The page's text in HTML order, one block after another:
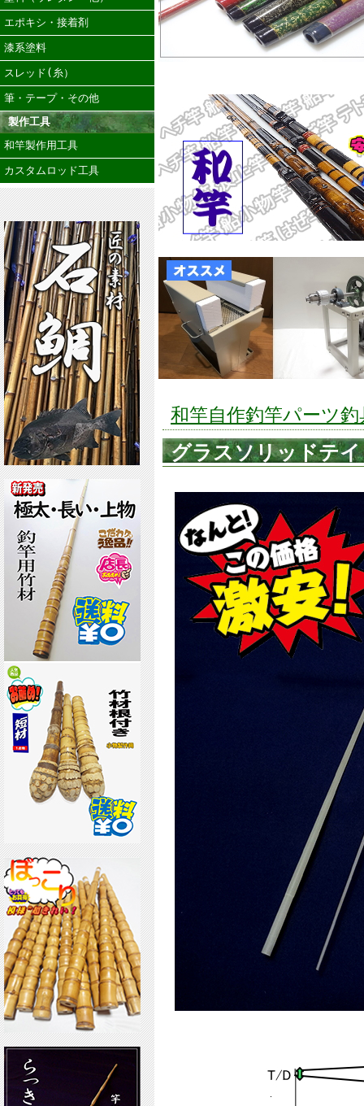
エポキシ・接着剤
漆系塗料
スレッド(糸）
筆・テープ・その他
製作工具
和竿製作用工具
カスタムロッド工具
和竿自作釣竿パーツ釣
グラスソリッドテ